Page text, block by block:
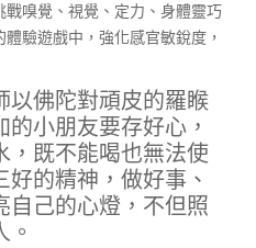
n
k
嗅覺、視覺、定力、身體靈巧
驗遊戲中，強化感官敏銳度，
以佛陀對頑皮的羅睺
小朋友要存好心，
，既不能喝也無法使
的精神，做好事、
自己的心燈，不但照